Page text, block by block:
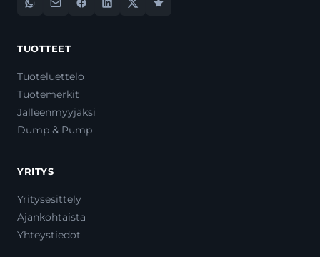
TUOTTEET
Tuoteluettelo
Tuotemerkit
Jälleenmyyjäksi
Dump & Pump
YRITYS
Yritysesittely
Ajankohtaista
Yhteystiedot